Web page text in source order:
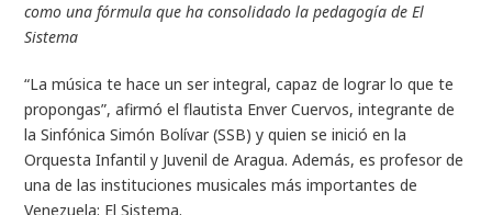
como una fórmula que ha consolidado la pedagogía de El
Sistema
“La música te hace un ser integral, capaz de lograr lo que te
propongas”, afirmó el flautista Enver Cuervos, integrante de
la Sinfónica Simón Bolívar (SSB) y quien se inició en la
Orquesta Infantil y Juvenil de Aragua. Además, es profesor de
una de las instituciones musicales más importantes de
Venezuela: El Sistema.